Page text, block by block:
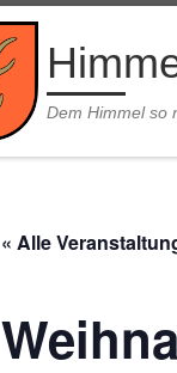
Dem Himmel so
« Alle